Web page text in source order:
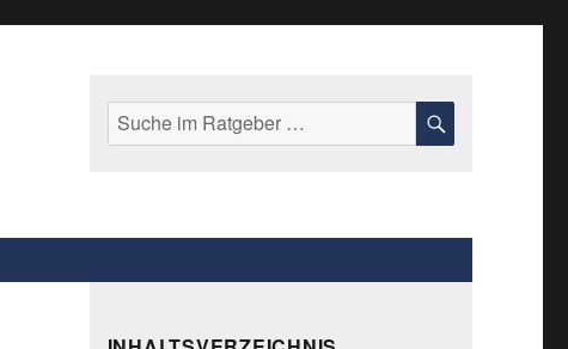
Suche
nach: